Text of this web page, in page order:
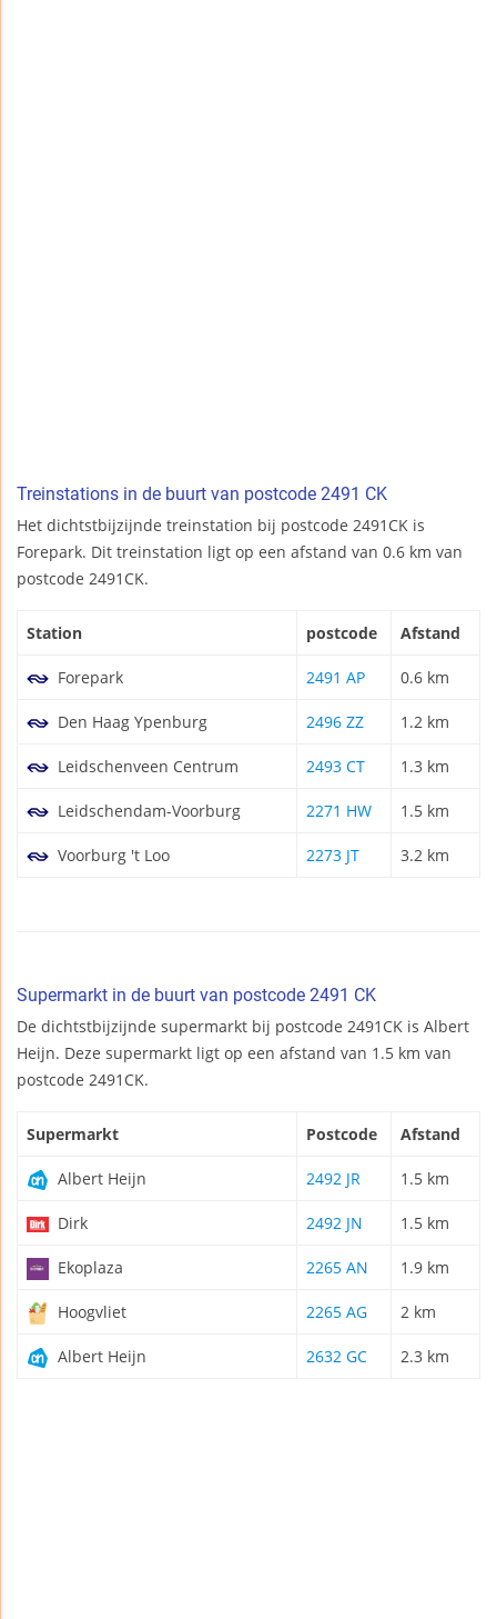
Treinstations in de buurt van postcode 2491 CK
Het dichtstbijzijnde treinstation bij postcode 2491CK is
Forepark. Dit treinstation ligt op een afstand van 0.6 km van
postcode 2491CK.
Station postcode Afstand
Forepark 2491 AP 0.6 km
Den Haag Ypenburg 2496 ZZ 1.2 km
Leidschenveen Centrum 2493 CT 1.3 km
Leidschendam-Voorburg 2271 HW 1.5 km
Voorburg 't Loo 2273 JT 3.2 km
Supermarkt in de buurt van postcode 2491 CK
De dichtstbijzijnde supermarkt bij postcode 2491CK is Albert
Heijn. Deze supermarkt ligt op een afstand van 1.5 km van
postcode 2491CK.
Supermarkt Postcode Afstand
Albert Heijn 2492 JR 1.5 km
Dirk 2492 JN 1.5 km
Ekoplaza 2265 AN 1.9 km
Hoogvliet 2265 AG 2 km
Albert Heijn 2632 GC 2.3 km